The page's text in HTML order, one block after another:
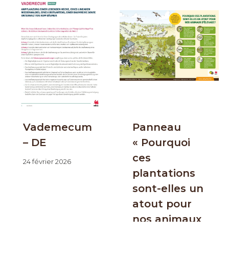
Vademecum
– DE
24 février 2026
Panneau
« Pourquoi
ces
plantations
sont-elles un
atout pour
nos animaux